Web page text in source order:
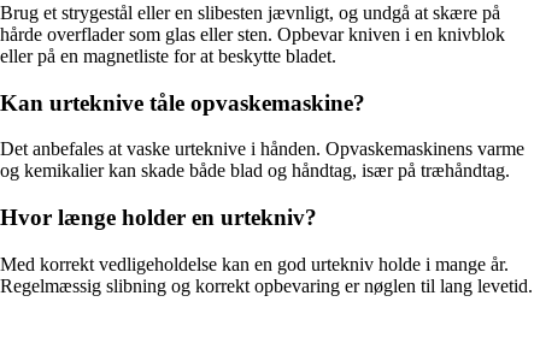
Brug et strygestål eller en slibesten jævnligt, og undgå at skære på
hårde overflader som glas eller sten. Opbevar kniven i en knivblok
eller på en magnetliste for at beskytte bladet.
Kan urteknive tåle opvaskemaskine?
Det anbefales at vaske urteknive i hånden. Opvaskemaskinens varme
og kemikalier kan skade både blad og håndtag, især på træhåndtag.
Hvor længe holder en urtekniv?
Med korrekt vedligeholdelse kan en god urtekniv holde i mange år.
Regelmæssig slibning og korrekt opbevaring er nøglen til lang levetid.